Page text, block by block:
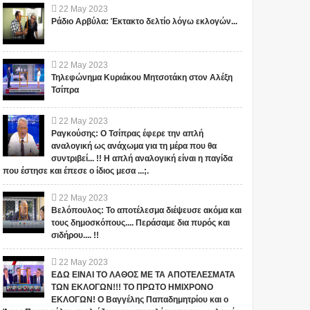
22 May 2023
Ράδιο Αρβύλα: Έκτακτο δελτίο λόγω εκλογών...
22 May 2023
Τηλεφώνημα Κυριάκου Μητσοτάκη στον Αλέξη
Τσίπρα
22 May 2023
Ραγκούσης: Ο Τσίπρας έφερε την απλή
αναλογική ως ανάχωμα για τη μέρα που θα
συντριβεί... !! Η απλή αναλογική είναι η παγίδα
που έστησε και έπεσε ο ίδιος μεσα ...;.
22 May 2023
Βελόπουλος: Το αποτέλεσμα διέψευσε ακόμα και
τους δημοσκόπους.... Περάσαμε δια πυρός και
σιδήρου.... !!
22 May 2023
ΕΔΩ ΕΙΝΑΙ ΤΟ ΛΑΘΟΣ ΜΕ ΤΑ ΑΠΟΤΕΛΕΣΜΑΤΑ
ΤΩΝ ΕΚΛΟΓΩΝ!!! ΤΟ ΠΡΩΤΟ ΗΜΙΧΡΟΝΟ
ΕΚΛΟΓΩΝ! Ο Βαγγέλης Παπαδημητρίου και ο